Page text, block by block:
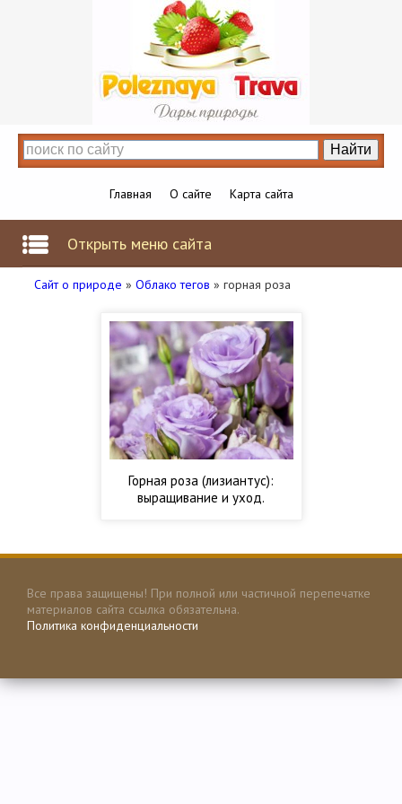
Главная О сайте Карта сайта
Открыть меню сайта
Сайт о природе » Облако тегов » горная роза
Горная роза (лизиантус):
выращивание и уход.
Все права защищены! При полной или частичной перепечатке
материалов сайта ссылка обязательна.
Политика конфиденциальности